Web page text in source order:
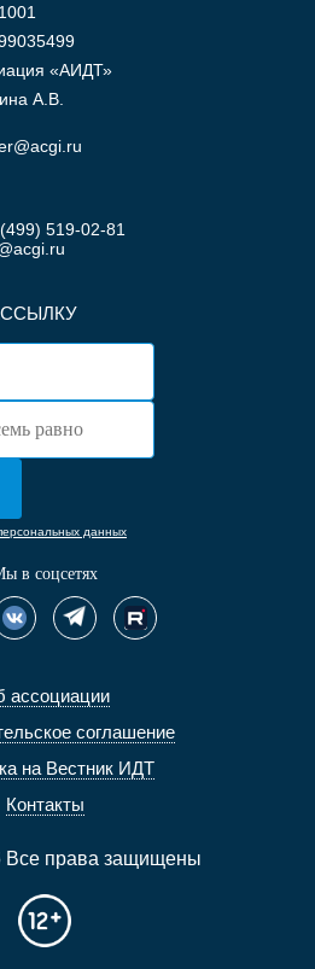
ассоциации
соглашение
на Вестник ИДТ
Контакты
Все права защищены
данных
в соцсетях
«АИДТ»
А.В.
519-02-81